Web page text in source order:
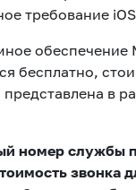
требование
обеспечение
бесплатно,
в
номер службы
звонка